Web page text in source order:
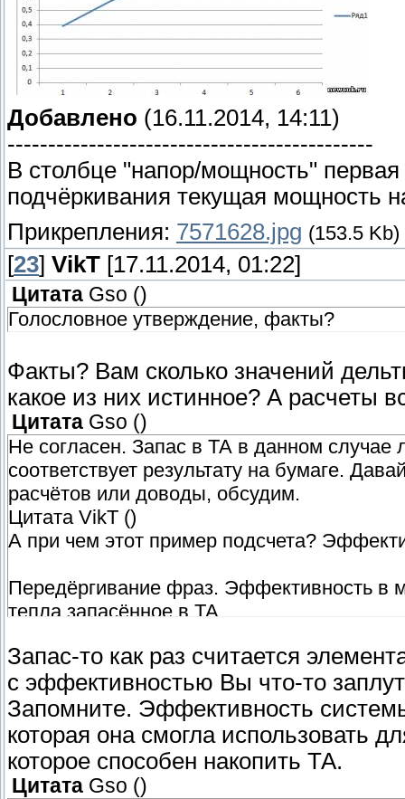
Добавлено (16.11.2014, 14:11)
---------------------------------------------
В столбце "напор/мощность"
подчёркивания текущая мощность
Прикрепления: 7571628.jpg (153.5 Kb)
[23] VikT [17.11.2014, 01:22]
Цитата Gso ()
Голословное утверждение, факты?
Факты? Вам сколько значений
какое из них истинное? А расчеты
Цитата Gso ()
Не согласен. Запас в ТА в данном случае
соответствует результату на бумаге.
расчётов или доводы, обсудим.
Цитата VikT ()
А при чем этот пример подсчета?
Передёргивание фраз. Эффективность в
тепла запасённое в ТА.
Запас-то как раз считается
с эффективностью Вы что-то
Запомните. Эффективность
которая она смогла использовать
которое способен накопить ТА.
Цитата Gso ()